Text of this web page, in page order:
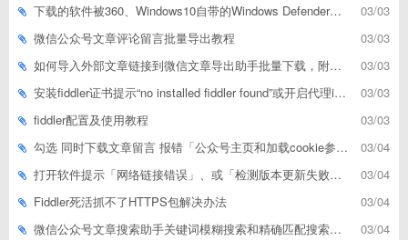
03/03
下载的软件被360、Windows10自带的Windows Defender、腾讯管家等杀毒软件误删了怎么解决
03/03
微信公众号文章评论留言批量导出教程
03/03
如何导入外部文章链接到微信文章导出助手批量下载，附上3种方式
03/03
安装fiddler证书提示“no installed fiddler found”或开启代理ip失败
03/03
fiddler配置及使用教程
03/04
勾选 同时下载文章留言 报错「公众号主页和加载cookie参数不能为空」
03/04
打开软件提示「网络链接错误」、或「检测版本更新失败」等网络问题解决方案
03/04
Fiddler死活抓不了HTTPS包解决办法
03/04
微信公众号文章搜索助手关键词模糊搜索和精确匹配搜索的区别